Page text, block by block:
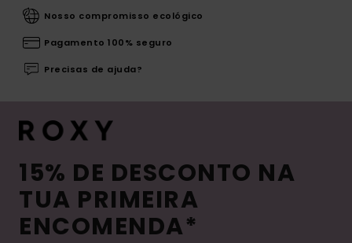
Nosso compromisso ecológico
Pagamento 100% seguro
Precisas de ajuda?
15% DE DESCONTO NA
TUA PRIMEIRA
ENCOMENDA*